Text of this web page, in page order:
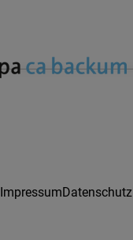
Impressum Datenschutz